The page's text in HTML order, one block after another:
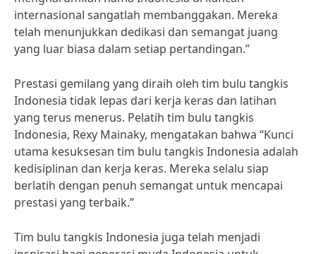
internasional sangatlah membanggakan. Mereka
telah menunjukkan dedikasi dan semangat juang
yang luar biasa dalam setiap pertandingan.”
Prestasi gemilang yang diraih oleh tim bulu tangkis
Indonesia tidak lepas dari kerja keras dan latihan
yang terus menerus. Pelatih tim bulu tangkis
Indonesia, Rexy Mainaky, mengatakan bahwa “Kunci
utama kesuksesan tim bulu tangkis Indonesia adalah
kedisiplinan dan kerja keras. Mereka selalu siap
berlatih dengan penuh semangat untuk mencapai
prestasi yang terbaik.”
Tim bulu tangkis Indonesia juga telah menjadi